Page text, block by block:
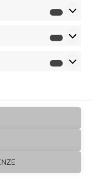
diritti sono
ENKEY